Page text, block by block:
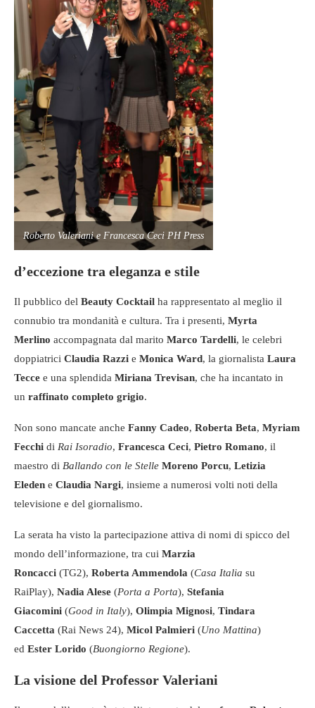
Roberto Valeriani e Francesca Ceci PH Press
d’eccezione tra eleganza e stile
Il pubblico del Beauty Cocktail ha rappresentato al meglio il
connubio tra mondanità e cultura. Tra i presenti, Myrta
Merlino accompagnata dal marito Marco Tardelli, le celebri
doppiatrici Claudia Razzi e Monica Ward, la giornalista Laura
Tecce e una splendida Miriana Trevisan, che ha incantato in
un raffinato completo grigio.
Non sono mancate anche Fanny Cadeo, Roberta Beta, Myriam
Fecchi di Rai Isoradio, Francesca Ceci, Pietro Romano, il
maestro di Ballando con le Stelle Moreno Porcu, Letizia
Eleden e Claudia Nargi, insieme a numerosi volti noti della
televisione e del giornalismo.
La serata ha visto la partecipazione attiva di nomi di spicco del
mondo dell’informazione, tra cui Marzia
Roncacci (TG2), Roberta Ammendola (Casa Italia su
RaiPlay), Nadia Alese (Porta a Porta), Stefania
Giacomini (Good in Italy), Olimpia Mignosi, Tindara
Caccetta (Rai News 24), Micol Palmieri (Uno Mattina)
ed Ester Lorido (Buongiorno Regione).
La visione del Professor Valeriani